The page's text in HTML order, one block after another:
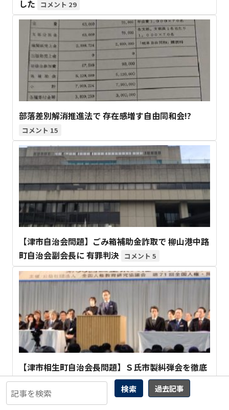
検索 過去記事
した
29
部落差別解消推進法で 存在感増す自由同和会!?
15
【津市自治会問題】ごみ箱補助金詐取で 柳山港中路
町自治会副会長に 有罪判決
5
【津市相生町自治会長問題】Ｓ氏市製糾弾会を徹底
検証(前編)
3